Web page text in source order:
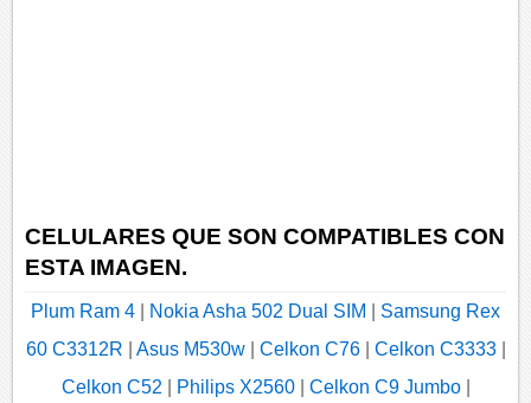
CELULARES QUE SON COMPATIBLES CON
ESTA IMAGEN.
Plum Ram 4 Nokia Asha 502 Dual SIM
Samsung Rex
60 C3312R
Asus M530w| Celkon C76| Celkon C3333|
Celkon C52
Philips X2560| Celkon C9 Jumbo|